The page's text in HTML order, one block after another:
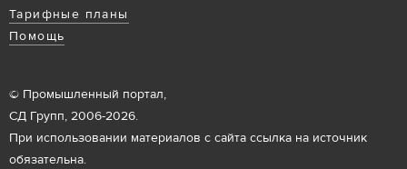
Тарифные планы
Помощь
© Промышленный портал,
СД Групп, 2006-2026.
При использовании материалов с сайта ссылка на источник
обязательна.